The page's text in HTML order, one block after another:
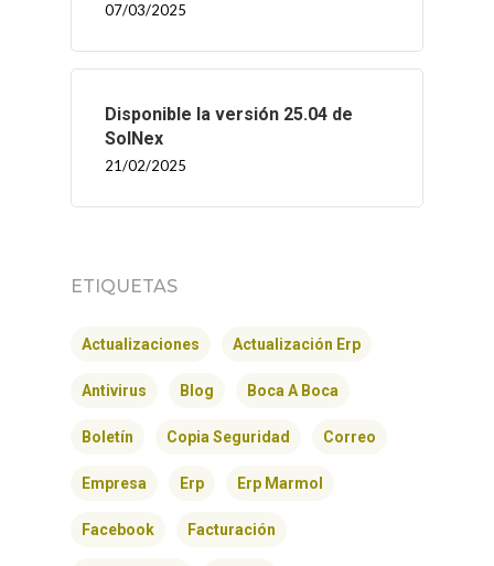
07/03/2025
Disponible la versión 25.04 de
SolNex
21/02/2025
ETIQUETAS
Actualizaciones Actualización Erp
Antivirus Blog Boca A Boca
Boletín Copia Seguridad Correo
Empresa Erp Erp Marmol
Facebook Facturación